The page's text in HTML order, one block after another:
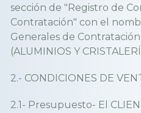
sección de "Registro de
Contratación" con el
Generales de
(ALUMINIOS Y
2.- CONDICIONES DE
2.1- Presupuesto- El